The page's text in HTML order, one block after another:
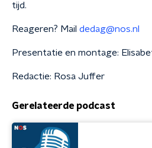
tijd.
Reageren? Mail dedag@nos.nl
Presentatie en montage:
Redactie: Rosa Juffer
Gerelateerde podcast